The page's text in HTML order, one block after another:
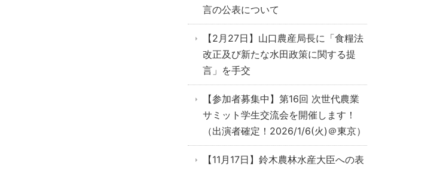
言の公表について
【2月27日】山口農産局長に「食糧法
改正及び新たな水田政策に関する提
言」を手交
【参加者募集中】第16回 次世代農業
サミット学生交流会を開催します！
（出演者確定！2026/1/6(火)＠東京）
【11月17日】鈴木農林水産大臣への表